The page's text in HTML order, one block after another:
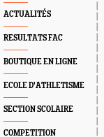
ACTUALITÉS
RESULTATS FAC
BOUTIQUE EN LIGNE
ECOLE D'ATHLETISME
SECTION SCOLAIRE
COMPETITION